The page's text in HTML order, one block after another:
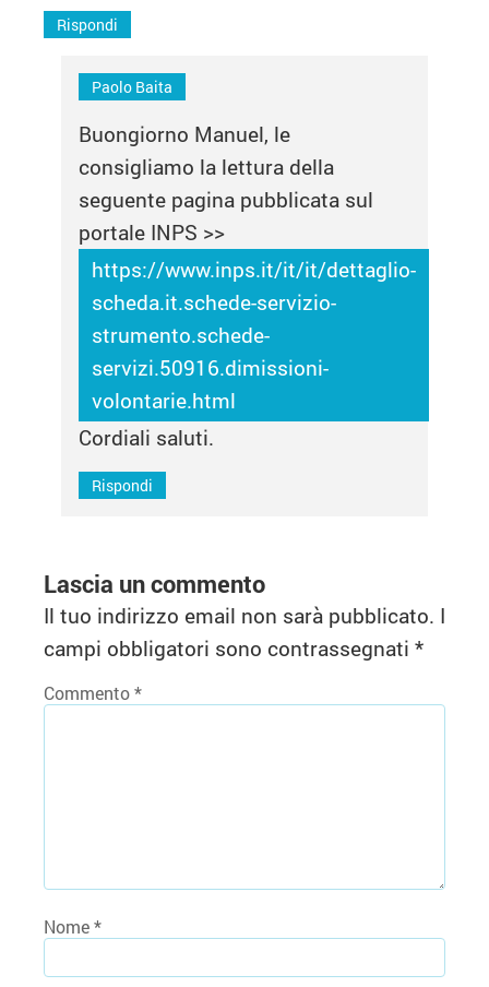
Rispondi
Paolo Baita
Buongiorno Manuel, le
consigliamo la lettura della
seguente pagina pubblicata sul
portale INPS >>
https://www.inps.it/it/it/dettaglio-
scheda.it.schede-servizio-
strumento.schede-
servizi.50916.dimissioni-
volontarie.html
Cordiali saluti.
Rispondi
Lascia un commento
Il tuo indirizzo email non sarà pubblicato. I
campi obbligatori sono contrassegnati *
Commento*
Nome*